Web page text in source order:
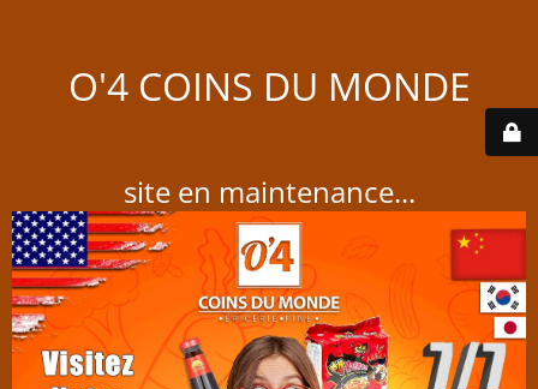
O'4 COINS DU MONDE
site en maintenance...